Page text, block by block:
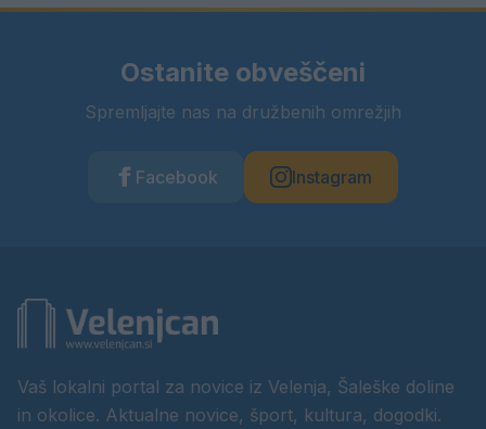
Ostanite obveščeni
Spremljajte nas na družbenih omrežjih
Facebook Instagram
Vaš lokalni portal za novice iz Velenja, Šaleške doline
in okolice. Aktualne novice, šport, kultura, dogodki.